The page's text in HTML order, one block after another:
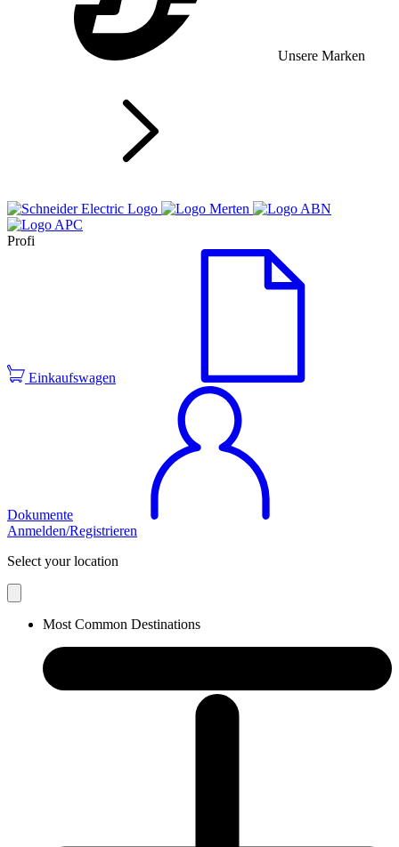
Unsere Marken
Profi
Einkaufswagen
Dokumente
Anmelden/Registrieren
Select your location
Most Common Destinations